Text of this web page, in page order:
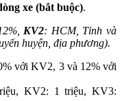
xe (bắt buộc).
KV2: HCM, Tỉnh và
huyện, địa phương).
với KV2, 3 và 12% với
KV2: 1 triệu, KV3: